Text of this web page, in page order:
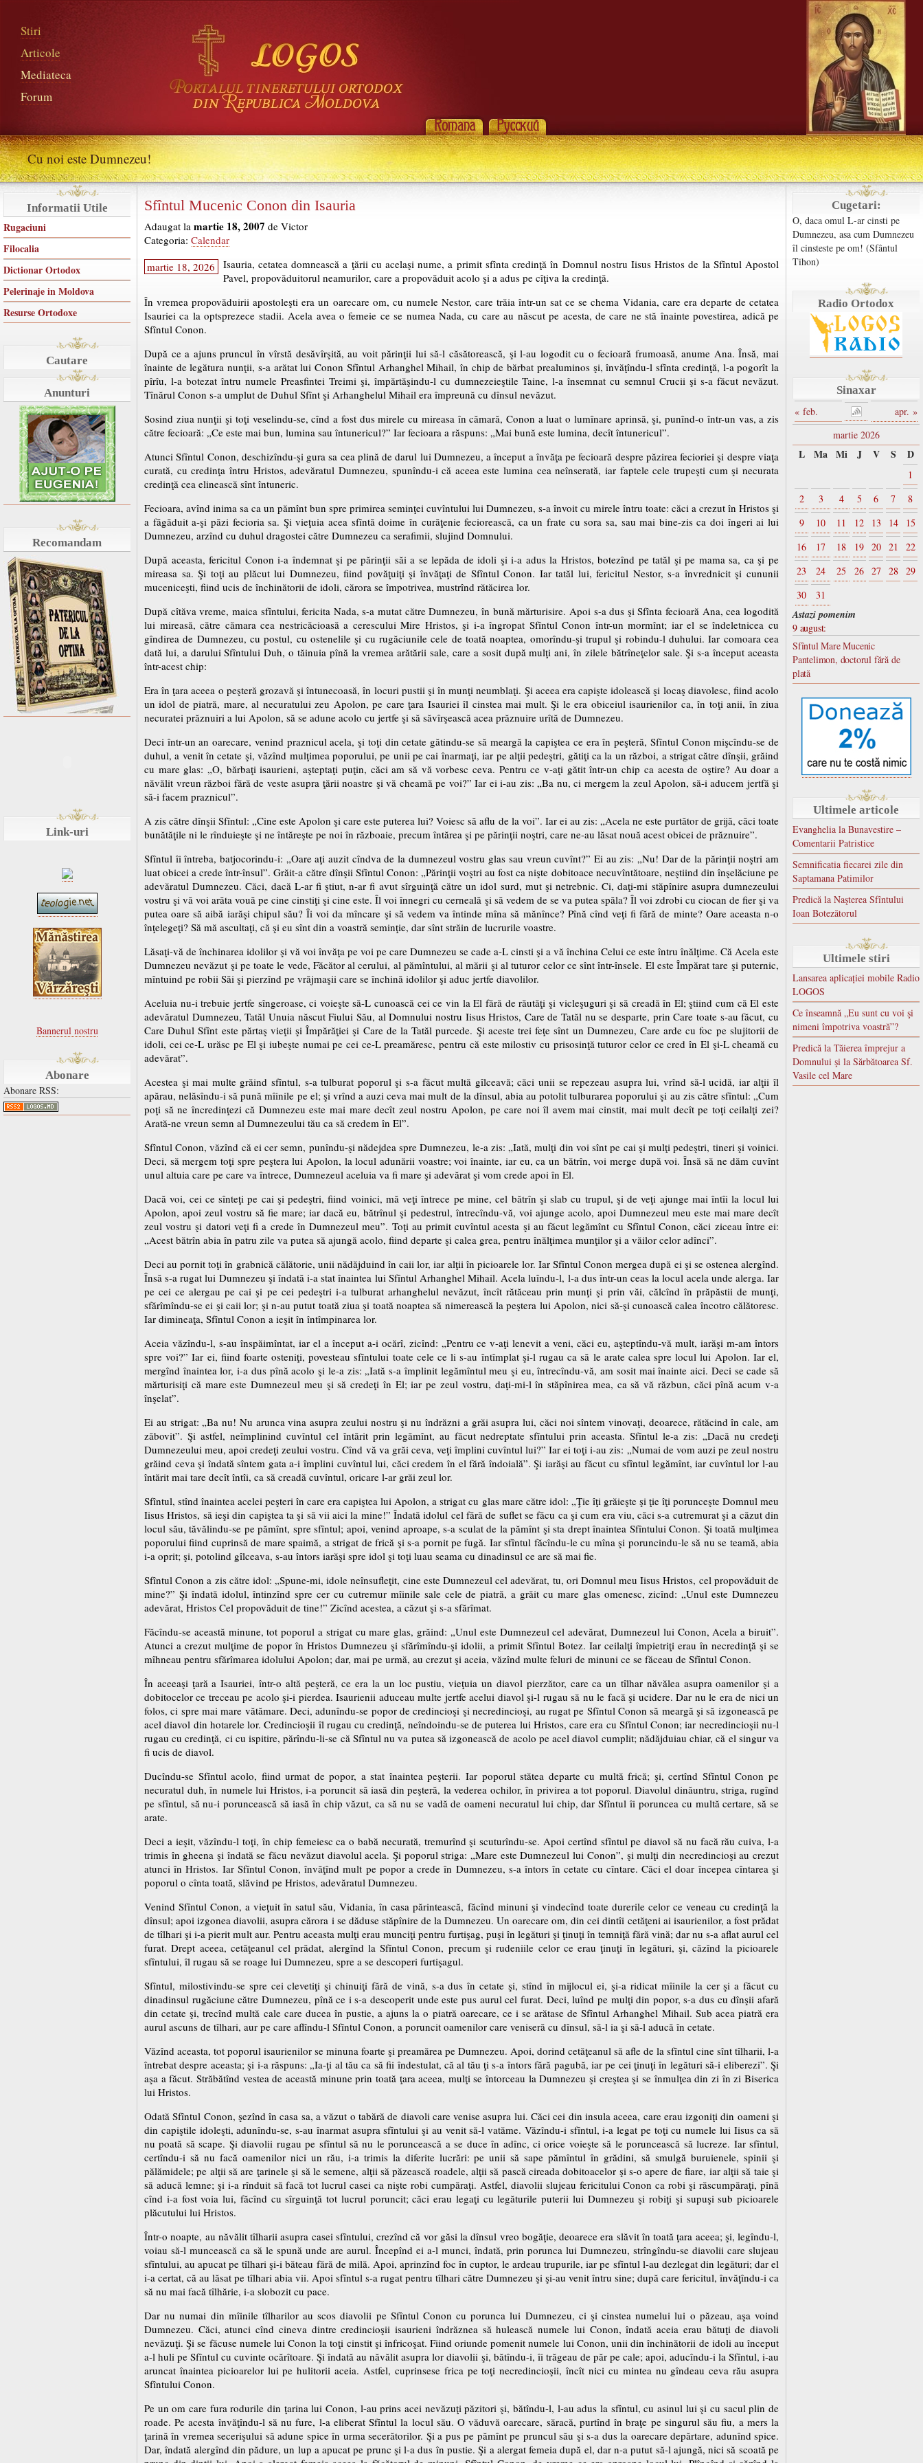
Stiri
Articole
Mediateca
Forum
Cu noi este Dumnezeu!
Informatii Utile
Rugaciuni
Filocalia
Dictionar Ortodox
Pelerinaje in Moldova
Resurse Ortodoxe
Cautare
Anunturi
Recomandam
Link-uri
Bannerul nostru
Abonare
Abonare RSS:
Cugetari:
O, daca omul L-ar cinsti pe
Dumnezeu, asa cum Dumnezeu
îl cinsteste pe om! (Sfântul
Tihon)
Radio Ortodox
Sinaxar
« feb.
apr. »
martie 2026
L Ma Mi J V S D
1
2
3 4 5 6 7
8
9
10 11 12 13 14
15
16
17 18 19 20 21
22
23
24 25 26 27 28
29
30
31
Astazi pomenim
9 august:
Sfîntul Mare Mucenic
Pantelimon, doctorul fără de
plată
Ultimele articole
Evanghelia la Bunavestire –
Comentarii Patristice
Semnificatia fiecarei zile din
Saptamana Patimilor
Predică la Naşterea Sfîntului
Ioan Botezătorul
Ultimele stiri
Lansarea aplicației mobile Radio
LOGOS
Ce înseamnă „Eu sunt cu voi şi
nimeni împotriva voastră”?
Predică la Tăierea împrejur a
Domnului şi la Sărbătoarea Sf.
Vasile cel Mare
Sfîntul Mucenic Conon din Isauria
Adaugat la martie 18, 2007 de Victor
Categoria: Calendar
martie 18, 2026
Isauria, cetatea domnească a ţării cu acelaşi nume, a primit sfînta credinţă în Domnul nostru Iisus Hristos de la Sfîntul Apostol
Pavel, propovăduitorul neamurilor, care a propovăduit acolo şi a adus pe cîţiva la credinţă.
În vremea propovăduirii apostoleşti era un oarecare om, cu numele Nestor, care trăia într-un sat ce se chema Vidania, care era departe de cetatea
Isauriei ca la optsprezece stadii. Acela avea o femeie ce se numea Nada, cu care au născut pe acesta, de care ne stă înainte povestirea, adică pe
Sfîntul Conon.
După ce a ajuns pruncul în vîrstă desăvîrşită, au voit părinţii lui să-l căsătorească, şi l-au logodit cu o fecioară frumoasă, anume Ana. Însă, mai
înainte de legătura nunţii, s-a arătat lui Conon Sfîntul Arhanghel Mihail, în chip de bărbat prealuminos şi, învăţîndu-l sfînta credinţă, l-a pogorît la
pîrîu, l-a botezat întru numele Preasfintei Treimi şi, împărtăşindu-l cu dumnezeieştile Taine, l-a însemnat cu semnul Crucii şi s-a făcut nevăzut.
Tînărul Conon s-a umplut de Duhul Sfînt şi Arhanghelul Mihail era împreună cu dînsul nevăzut.
Sosind ziua nunţii şi toţi veselindu-se, cînd a fost dus mirele cu mireasa în cămară, Conon a luat o lumînare aprinsă, şi, punînd-o într-un vas, a zis
către fecioară: „Ce este mai bun, lumina sau întunericul?” Iar fecioara a răspuns: „Mai bună este lumina, decît întunericul”.
Atunci Sfîntul Conon, deschizîndu-şi gura sa cea plină de darul lui Dumnezeu, a început a învăţa pe fecioară despre păzirea fecioriei şi despre viaţa
curată, cu credinţa întru Hristos, adevăratul Dumnezeu, spunîndu-i că aceea este lumina cea neînserată, iar faptele cele trupeşti cum şi necurata
credinţă cea elinească sînt întuneric.
Fecioara, avînd inima sa ca un pămînt bun spre primirea seminţei cuvîntului lui Dumnezeu, s-a învoit cu mirele întru toate: căci a crezut în Hristos şi
a făgăduit a-şi păzi fecioria sa. Şi vieţuia acea sfîntă doime în curăţenie feciorească, ca un frate cu sora sa, sau mai bine-zis ca doi îngeri ai lui
Dumnezeu, arzînd cu duhul dragostei către Dumnezeu ca serafimii, slujind Domnului.
După aceasta, fericitul Conon i-a îndemnat şi pe părinţii săi a se lepăda de idoli şi i-a adus la Hristos, botezînd pe tatăl şi pe mama sa, ca şi pe
mireasa sa. Şi toţi au plăcut lui Dumnezeu, fiind povăţuiţi şi învăţaţi de Sfîntul Conon. Iar tatăl lui, fericitul Nestor, s-a învrednicit şi cununii
muceniceşti, fiind ucis de închinătorii de idoli, cărora se împotrivea, mustrînd rătăcirea lor.
După cîtăva vreme, maica sfîntului, fericita Nada, s-a mutat către Dumnezeu, în bună mărturisire. Apoi s-a dus şi Sfînta fecioară Ana, cea logodită
lui mireasă, către cămara cea nestricăcioasă a cerescului Mire Hristos, şi i-a îngropat Sfîntul Conon într-un mormînt; iar el se îndeletnicea cu
gîndirea de Dumnezeu, cu postul, cu ostenelile şi cu rugăciunile cele de toată noaptea, omorîndu-şi trupul şi robindu-l duhului. Iar comoara cea
dată lui, a darului Sfîntului Duh, o tăinuia pînă la vremea arătării sale, care a sosit după mulţi ani, în zilele bătrîneţelor sale. Şi s-a început aceasta
într-acest chip:
Era în ţara aceea o peşteră grozavă şi întunecoasă, în locuri pustii şi în munţi neumblaţi. Şi aceea era capişte idolească şi locaş diavolesc, fiind acolo
un idol de piatră, mare, al necuratului zeu Apolon, pe care ţara Isauriei îl cinstea mai mult. Şi le era obiceiul isaurienilor ca, în toţi anii, în ziua
necuratei prăznuiri a lui Apolon, să se adune acolo cu jertfe şi să săvîrşească acea prăznuire urîtă de Dumnezeu.
Deci într-un an oarecare, venind praznicul acela, şi toţi din cetate gătindu-se să meargă la capiştea ce era în peşteră, Sfîntul Conon mişcîndu-se de
duhul, a venit în cetate şi, văzînd mulţimea poporului, pe unii pe cai înarmaţi, iar pe alţii pedeştri, gătiţi ca la un război, a strigat către dînşii, grăind
cu mare glas: „O, bărbaţi isaurieni, aşteptaţi puţin, căci am să vă vorbesc ceva. Pentru ce v-aţi gătit într-un chip ca acesta de oştire? Au doar a
năvălit vreun război fără de veste asupra ţării noastre şi vă cheamă pe voi?” Iar ei i-au zis: „Ba nu, ci mergem la zeul Apolon, să-i aducem jertfă şi
să-i facem praznicul”.
A zis către dînşii Sfîntul: „Cine este Apolon şi care este puterea lui? Voiesc să aflu de la voi”. Iar ei au zis: „Acela ne este purtător de grijă, căci toate
bunătăţile ni le rînduieşte şi ne întăreşte pe noi în războaie, precum întărea şi pe părinţii noştri, care ne-au lăsat nouă acest obicei de prăznuire”.
Sfîntul îi întreba, batjocorindu-i: „Oare aţi auzit cîndva de la dumnezeul vostru glas sau vreun cuvînt?” Ei au zis: „Nu! Dar de la părinţii noştri am
luat obicei a crede într-însul”. Grăit-a către dînşii Sfîntul Conon: „Părinţii voştri au fost ca nişte dobitoace necuvîntătoare, neştiind din înşelăciune pe
adevăratul Dumnezeu. Căci, dacă L-ar fi ştiut, n-ar fi avut sîrguinţă către un idol surd, mut şi netrebnic. Ci, daţi-mi stăpînire asupra dumnezeului
vostru şi vă voi arăta vouă pe cine cinstiţi şi cine este. Îl voi înnegri cu cerneală şi să vedem de se va putea spăla? Îl voi zdrobi cu ciocan de fier şi va
putea oare să aibă iarăşi chipul său? Îi voi da mîncare şi să vedem va întinde mîna să mănînce? Pînă cînd veţi fi fără de minte? Oare aceasta n-o
înţelegeţi? Să mă ascultaţi, că şi eu sînt din a voastră seminţie, dar sînt străin de lucrurile voastre.
Lăsaţi-vă de închinarea idolilor şi vă voi învăţa pe voi pe care Dumnezeu se cade a-L cinsti şi a vă închina Celui ce este întru înălţime. Că Acela este
Dumnezeu nevăzut şi pe toate le vede, Făcător al cerului, al pămîntului, al mării şi al tuturor celor ce sînt într-însele. El este Împărat tare şi puternic,
mîntuind pe robii Săi şi pierzînd pe vrăjmaşii care se închină idolilor şi aduc jertfe diavolilor.
Aceluia nu-i trebuie jertfe sîngeroase, ci voieşte să-L cunoască cei ce vin la El fără de răutăţi şi vicleşuguri şi să creadă în El; ştiind cum că El este
adevăratul Dumnezeu, Tatăl Unuia născut Fiului Său, al Domnului nostru Iisus Hristos, Care de Tatăl nu se desparte, prin Care toate s-au făcut, cu
Care Duhul Sfînt este părtaş vieţii şi Împărăţiei şi Care de la Tatăl purcede. Şi aceste trei feţe sînt un Dumnezeu, Care arde cu foc pe slujitorii de
idoli, cei ce-L urăsc pe El şi iubeşte numai pe cei ce-L preamăresc, pentru că este milostiv cu prisosinţă tuturor celor ce cred în El şi-L cheamă cu
adevărat”.
Acestea şi mai multe grăind sfîntul, s-a tulburat poporul şi s-a făcut multă gîlceavă; căci unii se repezeau asupra lui, vrînd să-l ucidă, iar alţii îl
apărau, nelăsîndu-i să pună mîinile pe el; şi vrînd a auzi ceva mai mult de la dînsul, abia au potolit tulburarea poporului şi au zis către sfîntul: „Cum
poţi să ne încredinţezi că Dumnezeu este mai mare decît zeul nostru Apolon, pe care noi îl avem mai cinstit, mai mult decît pe toţi ceilalţi zei?
Arată-ne vreun semn al Dumnezeului tău ca să credem în El”.
Sfîntul Conon, văzînd că ei cer semn, punîndu-şi nădejdea spre Dumnezeu, le-a zis: „Iată, mulţi din voi sînt pe cai şi mulţi pedeştri, tineri şi voinici.
Deci, să mergem toţi spre peştera lui Apolon, la locul adunării voastre; voi înainte, iar eu, ca un bătrîn, voi merge după voi. Însă să ne dăm cuvînt
unul altuia care pe care va întrece, Dumnezeul aceluia va fi mare şi adevărat şi vom crede apoi în El.
Dacă voi, cei ce sînteţi pe cai şi pedeştri, fiind voinici, mă veţi întrece pe mine, cel bătrîn şi slab cu trupul, şi de veţi ajunge mai întîi la locul lui
Apolon, apoi zeul vostru să fie mare; iar dacă eu, bătrînul şi pedestrul, întrecîndu-vă, voi ajunge acolo, apoi Dumnezeul meu este mai mare decît
zeul vostru şi datori veţi fi a crede în Dumnezeul meu”. Toţi au primit cuvîntul acesta şi au făcut legămînt cu Sfîntul Conon, căci ziceau între ei:
„Acest bătrîn abia în patru zile va putea să ajungă acolo, fiind departe şi calea grea, pentru înălţimea munţilor şi a văilor celor adînci”.
Deci au pornit toţi în grabnică călătorie, unii nădăjduind în caii lor, iar alţii în picioarele lor. Iar Sfîntul Conon mergea după ei şi se ostenea alergînd.
Însă s-a rugat lui Dumnezeu şi îndată i-a stat înaintea lui Sfîntul Arhanghel Mihail. Acela luîndu-l, l-a dus într-un ceas la locul acela unde alerga. Iar
pe cei ce alergau pe cai şi pe cei pedeştri i-a tulburat arhanghelul nevăzut, încît rătăceau prin munţi şi prin văi, călcînd în prăpăstii de munţi,
sfărîmîndu-se ei şi caii lor; şi n-au putut toată ziua şi toată noaptea să nimerească la peştera lui Apolon, nici să-şi cunoască calea încotro călătoresc.
Iar dimineaţa, Sfîntul Conon a ieşit în întîmpinarea lor.
Aceia văzîndu-l, s-au înspăimîntat, iar el a început a-i ocărî, zicînd: „Pentru ce v-aţi lenevit a veni, căci eu, aşteptîndu-vă mult, iarăşi m-am întors
spre voi?” Iar ei, fiind foarte osteniţi, povesteau sfîntului toate cele ce li s-au întîmplat şi-l rugau ca să le arate calea spre locul lui Apolon. Iar el,
mergînd înaintea lor, i-a dus pînă acolo şi le-a zis: „Iată s-a împlinit legămîntul meu şi eu, întrecîndu-vă, am sosit mai înainte aici. Deci se cade să
mărturisiţi că mare este Dumnezeul meu şi să credeţi în El; iar pe zeul vostru, daţi-mi-l în stăpînirea mea, ca să vă răzbun, căci pînă acum v-a
înşelat”.
Ei au strigat: „Ba nu! Nu arunca vina asupra zeului nostru şi nu îndrăzni a grăi asupra lui, căci noi sîntem vinovaţi, deoarece, rătăcind în cale, am
zăbovit”. Şi astfel, neîmplinind cuvîntul cel întărit prin legămînt, au făcut nedreptate sfîntului prin aceasta. Sfîntul le-a zis: „Dacă nu credeţi
Dumnezeului meu, apoi credeţi zeului vostru. Cînd vă va grăi ceva, veţi împlini cuvîntul lui?” Iar ei toţi i-au zis: „Numai de vom auzi pe zeul nostru
grăind ceva şi îndată sîntem gata a-i împlini cuvîntul lui, căci credem în el fără îndoială”. Şi iarăşi au făcut cu sfîntul legămînt, iar cuvîntul lor l-au
întărit mai tare decît întîi, ca să creadă cuvîntul, oricare l-ar grăi zeul lor.
Sfîntul, stînd înaintea acelei peşteri în care era capiştea lui Apolon, a strigat cu glas mare către idol: „Ţie îţi grăieşte şi ţie îţi porunceşte Domnul meu
Iisus Hristos, să ieşi din capiştea ta şi să vii aici la mine!” Îndată idolul cel fără de suflet se făcu ca şi cum era viu, căci s-a cutremurat şi a căzut din
locul său, tăvălindu-se pe pămînt, spre sfîntul; apoi, venind aproape, s-a sculat de la pămînt şi sta drept înaintea Sfîntului Conon. Şi toată mulţimea
poporului fiind cuprinsă de mare spaimă, a strigat de frică şi s-a pornit pe fugă. Iar sfîntul făcîndu-le cu mîna şi poruncindu-le să nu se teamă, abia
i-a oprit; şi, potolind gîlceava, s-au întors iarăşi spre idol şi toţi luau seama cu dinadinsul ce are să mai fie.
Sfîntul Conon a zis către idol: „Spune-mi, idole neînsufleţit, cine este Dumnezeul cel adevărat, tu, ori Domnul meu Iisus Hristos, cel propovăduit de
mine?” Şi îndată idolul, întinzînd spre cer cu cutremur mîinile sale cele de piatră, a grăit cu mare glas omenesc, zicînd: „Unul este Dumnezeu
adevărat, Hristos Cel propovăduit de tine!” Zicînd acestea, a căzut şi s-a sfărîmat.
Făcîndu-se această minune, tot poporul a strigat cu mare glas, grăind: „Unul este Dumnezeul cel adevărat, Dumnezeul lui Conon, Acela a biruit”.
Atunci a crezut mulţime de popor în Hristos Dumnezeu şi sfărîmîndu-şi idolii, a primit Sfîntul Botez. Iar ceilalţi împietriţi erau în necredinţă şi se
mîhneau pentru sfărîmarea idolului Apolon; dar, mai pe urmă, au crezut şi aceia, văzînd multe feluri de minuni ce se făceau de Sfîntul Conon.
În aceeaşi ţară a Isauriei, într-o altă peşteră, ce era la un loc pustiu, vieţuia un diavol pierzător, care ca un tîlhar năvălea asupra oamenilor şi a
dobitocelor ce treceau pe acolo şi-i pierdea. Isaurienii aduceau multe jertfe acelui diavol şi-l rugau să nu le facă şi ucidere. Dar nu le era de nici un
folos, ci spre mai mare vătămare. Deci, adunîndu-se popor de credincioşi şi necredincioşi, au rugat pe Sfîntul Conon să meargă şi să izgonească pe
acel diavol din hotarele lor. Credincioşii îl rugau cu credinţă, neîndoindu-se de puterea lui Hristos, care era cu Sfîntul Conon; iar necredincioşii nu-l
rugau cu credinţă, ci cu ispitire, părîndu-li-se că Sfîntul nu va putea să izgonească de acolo pe acel diavol cumplit; nădăjduiau chiar, că el singur va
fi ucis de diavol.
Ducîndu-se Sfîntul acolo, fiind urmat de popor, a stat înaintea peşterii. Iar poporul stătea departe cu multă frică; şi, certînd Sfîntul Conon pe
necuratul duh, în numele lui Hristos, i-a poruncit să iasă din peşteră, la vederea ochilor, în privirea a tot poporul. Diavolul dinăuntru, striga, rugînd
pe sfîntul, să nu-i poruncească să iasă în chip văzut, ca să nu se vadă de oameni necuratul lui chip, dar Sfîntul îi poruncea cu multă certare, să se
arate.
Deci a ieşit, văzîndu-l toţi, în chip femeiesc ca o babă necurată, tremurînd şi scuturîndu-se. Apoi certînd sfîntul pe diavol să nu facă rău cuiva, l-a
trimis în gheena şi îndată se făcu nevăzut diavolul acela. Şi poporul striga: „Mare este Dumnezeul lui Conon”, şi mulţi din necredincioşi au crezut
atunci în Hristos. Iar Sfîntul Conon, învăţînd mult pe popor a crede în Dumnezeu, s-a întors în cetate cu cîntare. Căci el doar începea cîntarea şi
poporul o cînta toată, slăvind pe Hristos, adevăratul Dumnezeu.
Venind Sfîntul Conon, a vieţuit în satul său, Vidania, în casa părintească, făcînd minuni şi vindecînd toate durerile celor ce veneau cu credinţă la
dînsul; apoi izgonea diavolii, asupra cărora i se dăduse stăpînire de la Dumnezeu. Un oarecare om, din cei dintîi cetăţeni ai isaurienilor, a fost prădat
de tîlhari şi i-a pierit mult aur. Pentru aceasta mulţi erau munciţi pentru furtişag, puşi în legături şi ţinuţi în temniţă fără vină; dar nu s-a aflat aurul cel
furat. Drept aceea, cetăţeanul cel prădat, alergînd la Sfîntul Conon, precum şi rudeniile celor ce erau ţinuţi în legături, şi, căzînd la picioarele
sfîntului, îl rugau să se roage lui Dumnezeu, spre a se descoperi furtişagul.
Sfîntul, milostivindu-se spre cei clevetiţi şi chinuiţi fără de vină, s-a dus în cetate şi, stînd în mijlocul ei, şi-a ridicat mîinile la cer şi a făcut cu
dinadinsul rugăciune către Dumnezeu, pînă ce i s-a descoperit unde este pus aurul cel furat. Deci, luînd pe mulţi din popor, s-a dus cu dînşii afară
din cetate şi, trecînd multă cale care ducea în pustie, a ajuns la o piatră oarecare, ce i se arătase de Sfîntul Arhanghel Mihail. Sub acea piatră era
aurul ascuns de tîlhari, aur pe care aflîndu-l Sfîntul Conon, a poruncit oamenilor care veniseră cu dînsul, să-l ia şi să-l aducă în cetate.
Văzînd aceasta, tot poporul isaurienilor se minuna foarte şi preamărea pe Dumnezeu. Apoi, dorind cetăţeanul să afle de la sfîntul cine sînt tîlharii, l-a
întrebat despre aceasta; şi i-a răspuns: „Ia-ţi al tău ca să fii îndestulat, că al tău ţi s-a întors fără pagubă, iar pe cei ţinuţi în legături să-i eliberezi”. Şi
aşa a făcut. Străbătînd vestea de această minune prin toată ţara aceea, mulţi se întorceau la Dumnezeu şi creştea şi se înmulţea din zi în zi Biserica
lui Hristos.
Odată Sfîntul Conon, şezînd în casa sa, a văzut o tabără de diavoli care venise asupra lui. Căci cei din insula aceea, care erau izgoniţi din oameni şi
din capiştile idoleşti, adunîndu-se, s-au înarmat asupra sfîntului şi au venit să-l vatăme. Văzîndu-i sfîntul, i-a legat pe toţi cu numele lui Iisus ca să
nu poată să scape. Şi diavolii rugau pe sfîntul să nu le poruncească a se duce în adînc, ci orice voieşte să le poruncească să lucreze. Iar sfîntul,
certîndu-i să nu facă oamenilor nici un rău, i-a trimis la diferite lucrări: pe unii să sape pămîntul în grădini, să smulgă buruienele, spinii şi
pălămidele; pe alţii să are ţarinele şi să le semene, alţii să păzească roadele, alţii să pască cireada dobitoacelor şi s-o apere de fiare, iar alţii să taie şi
să aducă lemne; şi i-a rînduit să facă tot lucrul casei ca nişte robi cumpăraţi. Astfel, diavolii slujeau fericitului Conon ca robi şi răscumpăraţi, pînă
cînd i-a fost voia lui, făcînd cu sîrguinţă tot lucrul poruncit; căci erau legaţi cu legăturile puterii lui Dumnezeu şi robiţi şi supuşi sub picioarele
plăcutului lui Hristos.
Într-o noapte, au năvălit tîlharii asupra casei sfîntului, crezînd că vor găsi la dînsul vreo bogăţie, deoarece era slăvit în toată ţara aceea; şi, legîndu-l,
voiau să-l muncească ca să le spună unde are aurul. Începînd ei a-l munci, îndată, prin porunca lui Dumnezeu, strîngîndu-se diavolii care slujeau
sfîntului, au apucat pe tîlhari şi-i băteau fără de milă. Apoi, aprinzînd foc în cuptor, le ardeau trupurile, iar pe sfîntul l-au dezlegat din legături; dar el
i-a certat, că au lăsat pe tîlhari abia vii. Apoi sfîntul s-a rugat pentru tîlhari către Dumnezeu şi şi-au venit întru sine; după care fericitul, învăţîndu-i ca
să nu mai facă tîlhărie, i-a slobozit cu pace.
Dar nu numai din mîinile tîlharilor au scos diavolii pe Sfîntul Conon cu porunca lui Dumnezeu, ci şi cinstea numelui lui o păzeau, aşa voind
Dumnezeu. Căci, atunci cînd cineva dintre credincioşii isaurieni îndrăznea să hulească numele lui Conon, îndată aceia erau bătuţi de diavoli
nevăzuţi. Şi se făcuse numele lui Conon la toţi cinstit şi înfricoşat. Fiind oriunde pomenit numele lui Conon, unii din închinătorii de idoli au început
a-l huli pe Sfîntul cu cuvinte ocărîtoare. Şi îndată au năvălit asupra lor diavolii şi, bătîndu-i, îi trăgeau de păr pe cale; apoi, aducîndu-i la Sfîntul, i-au
aruncat înaintea picioarelor lui pe hulitorii aceia. Astfel, cuprinsese frica pe toţi necredincioşii, încît nici cu mintea nu gîndeau ceva rău asupra
Sfîntului Conon.
Pe un om care fura rodurile din ţarina lui Conon, l-au prins acei nevăzuţi păzitori şi, bătîndu-l, l-au adus la sfîntul, cu asinul lui şi cu sacul plin de
roade. Pe acesta învăţîndu-l să nu fure, l-a eliberat Sfîntul la locul său. O văduvă oarecare, săracă, purtînd în braţe pe singurul său fiu, a mers la
ţarină în vremea secerişului să adune spice în urma secerătorilor. Şi a pus pe pămînt pe pruncul său şi s-a dus la oarecare depărtare, adunînd spice.
Dar, îndată alergînd din pădure, un lup a apucat pe prunc şi l-a dus în pustie. Şi a alergat femeia după el, dar n-a putut să-l ajungă, nici să scoată pe